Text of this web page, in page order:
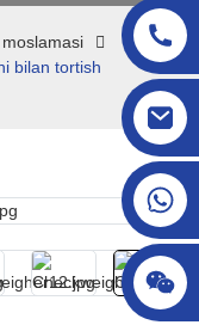
Dinamik
bilan tortish